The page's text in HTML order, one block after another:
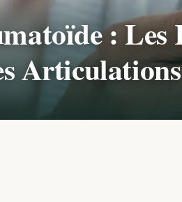
: Les
Articulations